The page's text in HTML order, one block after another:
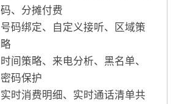
码、分摊付费
号码绑定、自定义接听、区域策
略
时间策略、来电分析、黑名单、
密码保护
实时消费明细、实时通话清单共